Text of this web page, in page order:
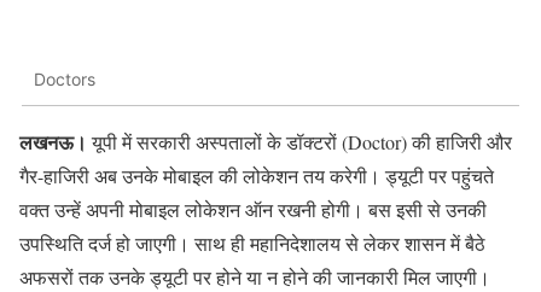
Doctors
लखनऊ। यूपी में सरकारी अस्पतालों के डॉक्टरों (Doctor) की हाजिरी और
गैर-हाजिरी अब उनके मोबाइल की लोकेशन तय करेगी। ड्यूटी पर पहुंचते
वक्त उन्हें अपनी मोबाइल लोकेशन ऑन रखनी होगी। बस इसी से उनकी
उपस्थिति दर्ज हो जाएगी। साथ ही महानिदेशालय से लेकर शासन में बैठे
अफसरों तक उनके ड्यूटी पर होने या न होने की जानकारी मिल जाएगी।